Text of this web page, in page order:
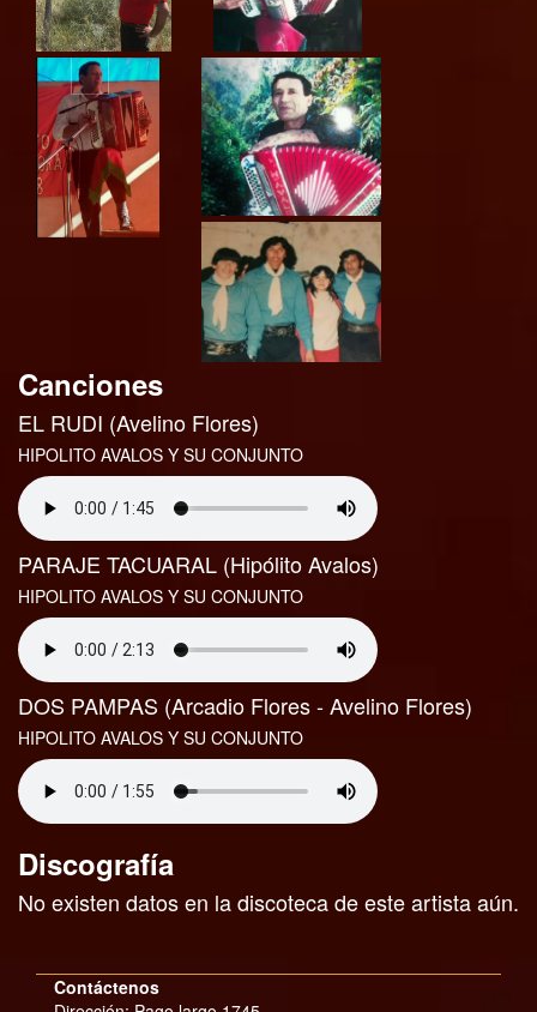
Canciones
EL RUDI (Avelino Flores)
HIPOLITO AVALOS Y SU CONJUNTO
PARAJE TACUARAL (Hipólito Avalos)
HIPOLITO AVALOS Y SU CONJUNTO
DOS PAMPAS (Arcadio Flores - Avelino Flores)
HIPOLITO AVALOS Y SU CONJUNTO
Discografía
No existen datos en la discoteca de este artista aún.
Contáctenos